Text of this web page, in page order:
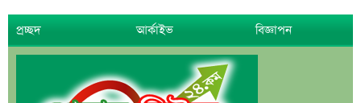
মেয়ে থেকে ছেলে হলেন এসএসসি পরীক্ষার্থী
বিয়ের আগেই গর্ভবতী, মেয়েকে নদীতে ডুবিয়ে হত্যা বাবার
ভাইরাল মেসেজ নিয়ে ব্যাখ্যা দিলেন নাহিদ ইসলাম
তাপমাত্রা নিয়ে নতুন পূর্বাভাস দিল আবহাওয়া অফিস
প্রচ্ছদ আর্কাইভ বিজ্ঞাপন